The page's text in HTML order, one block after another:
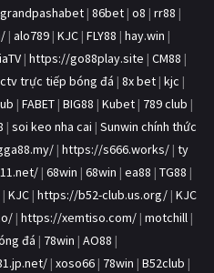
grandpashabet | 86bet | o8 | rr88 |
| alo789 | KJC | FLY88 | hay.win |
| https://go88play.site | CM88 |
trực tiếp bóng đá | 8x bet | kjc |
| FABET | BIG88 | Kubet | 789 club |
| soi keo nha cai | Sunwin chính thức
| https://s666.works/ | ty
| 68win | 68win | ea88 | TG88 |
| KJC | https://b52-club.us.org/ | KJC
| https://xemtiso.com/ | motchill |
đá | 78win | AO88 |
| xoso66 | 78win | B52club |